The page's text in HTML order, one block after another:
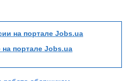
на портале Jobs.ua
портале Jobs.ua